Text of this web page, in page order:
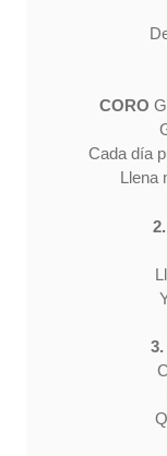
CORO
Cada día
Llena
2.
3.